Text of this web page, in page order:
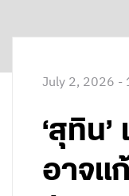
July 2, 2026 -
‘สุทิน
อาจแ